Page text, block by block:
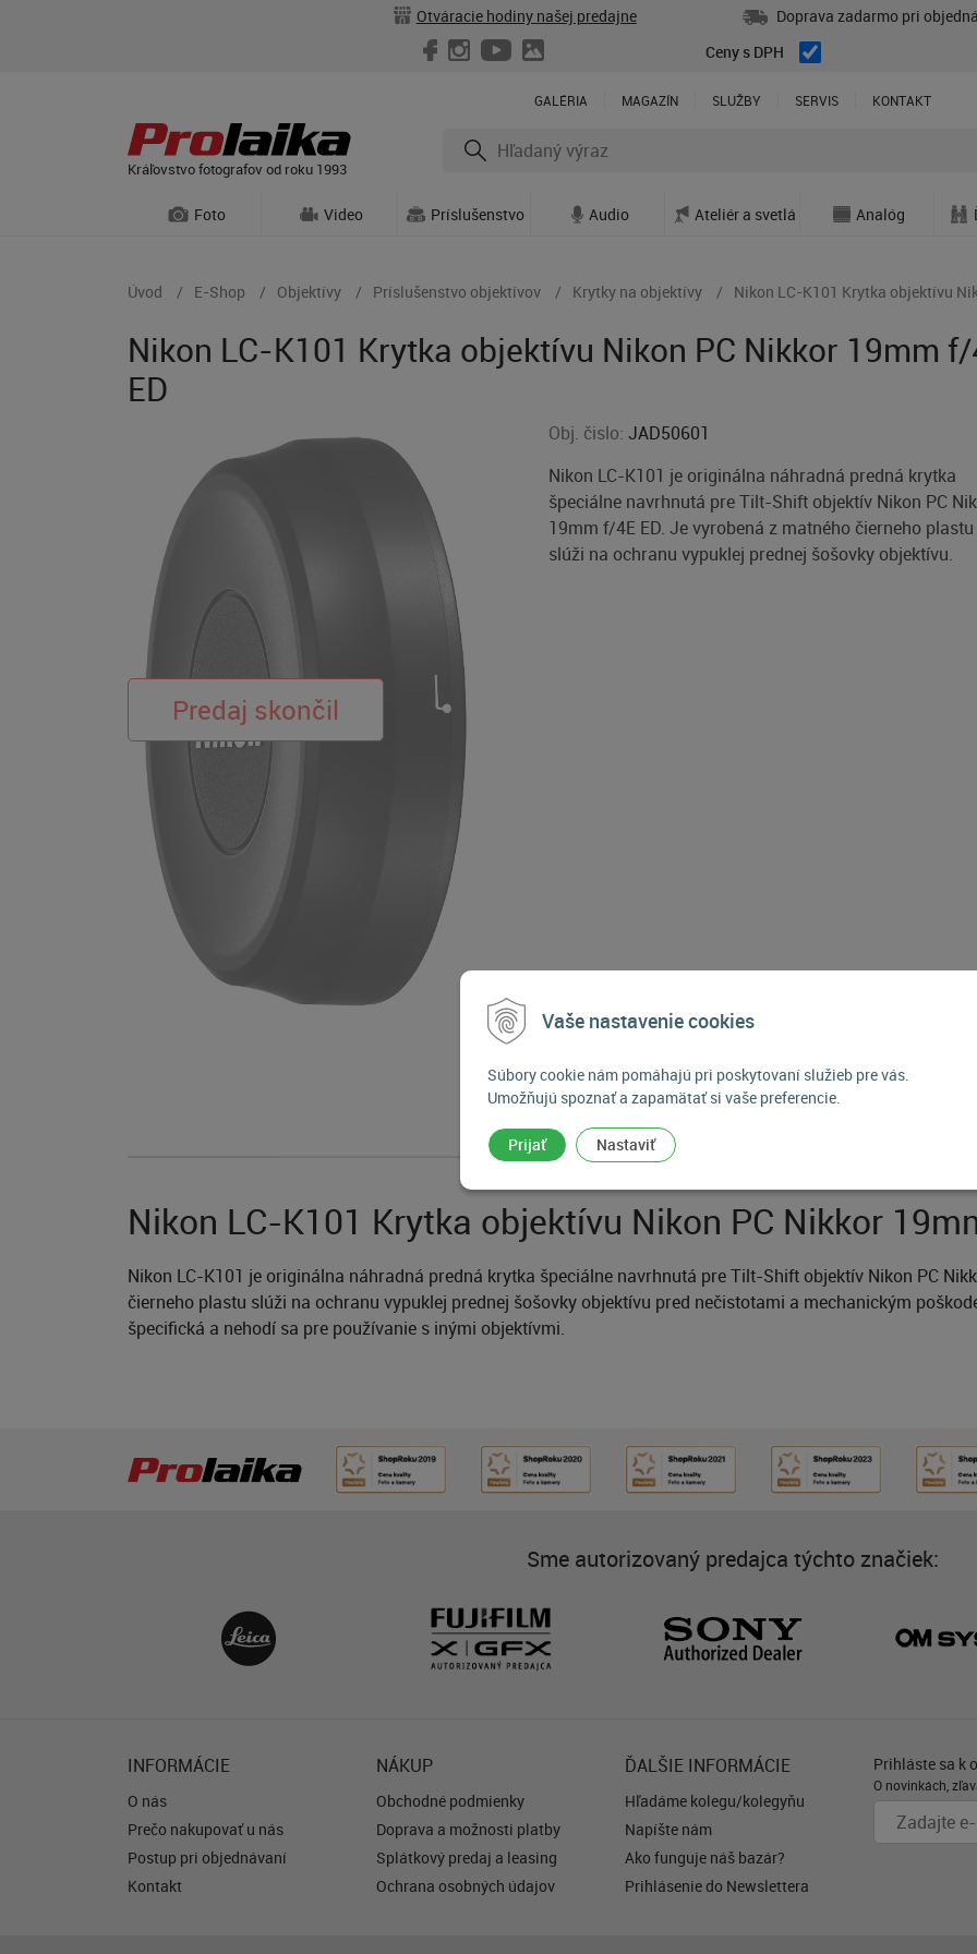
Vaše nastavenie cookies
Súbory cookie nám pomáhajú pri poskytovaní služieb pre vás.
Umožňujú spoznať a zapamätať si vaše preferencie.
Prijať Nastaviť
Otváracie hodiny našej predajne
Doprava zadarmo pri
Ceny s DPH
GALÉRIA MAGAZÍN SLUŽBY SERVIS KONTAKT
Kráľovstvo fotografov od roku 1993
Foto Video Príslušenstvo Audio Ateliér a svetlá Analóg
Úvod E-Shop Objektívy Príslušenstvo objektívov Krytky na objektívy Nikon LC-K101 Krytka objektívu
Nikon LC-K101 Krytka objektívu Nikon PC Nikkor 19mm f/
ED
Obj. čislo:JAD50601
Nikon LC-K101 je originálna náhradná predná krytka
špeciálne navrhnutá pre Tilt-Shift objektív Nikon PC
19mm f/4E ED. Je vyrobená z matného čierneho plastu
slúži na ochranu vypuklej prednej šošovky objektívu.
POPIS PRODUKTU
Nikon LC-K101 Krytka objektívu Nikon PC Nikkor
Nikon LC-K101 je originálna náhradná predná krytka špeciálne navrhnutá pre Tilt-Shift objektív Nikon PC
čierneho plastu slúži na ochranu vypuklej prednej šošovky objektívu pred nečistotami a mechanickým
špecifická a nehodí sa pre používanie s inými objektívmi.
Sme autorizovaný predajca týchto značiek:
INFORMÁCIE
O nás
Prečo nakupovať u nás
Postup pri objednávaní
Kontakt
NÁKUP
Obchodné podmienky
Doprava a možnosti platby
Splátkový predaj a leasing
Ochrana osobných údajov
ĎALŠIE INFORMÁCIE
Hľadáme kolegu/kolegyňu
Napíšte nám
Ako funguje náš bazár?
Prihlásenie do Newslettera
Prihláste sa k
O novinkách,